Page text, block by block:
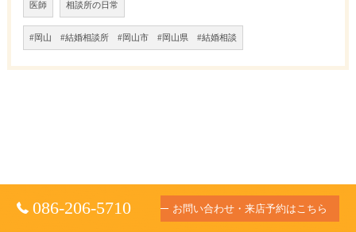
医師 相談所の日常
#岡山 #結婚相談所 #岡山市 #岡山県 #結婚相談
086-206-5710 お問い合わせ・来店予約はこちら